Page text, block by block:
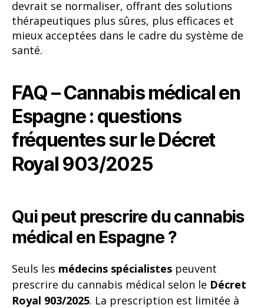
devrait se normaliser, offrant des solutions
thérapeutiques plus sûres, plus efficaces et
mieux acceptées dans le cadre du système de
santé.
FAQ – Cannabis médical en
Espagne : questions
fréquentes sur le Décret
Royal 903/2025
Qui peut prescrire du cannabis
médical en Espagne ?
Seuls les médecins spécialistes peuvent
prescrire du cannabis médical selon le Décret
Royal 903/2025. La prescription est limitée à